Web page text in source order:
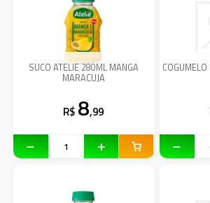
SUCO ATELIE 280ML MANGA
MARACUJA
R$ 8,99